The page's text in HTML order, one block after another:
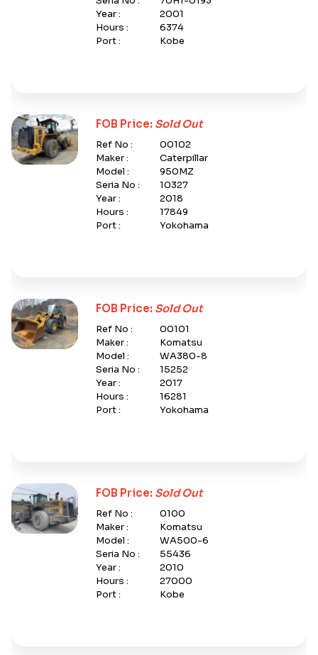
Year :
2001
Hours :
6374
Port :
Kobe
FOB Price: Sold Out
Ref No :
00102
Maker :
Caterpillar
Model :
950MZ
Seria No :
10327
Year :
2018
Hours :
17849
Port :
Yokohama
FOB Price: Sold Out
Ref No :
00101
Maker :
Komatsu
Model :
WA380-8
Seria No :
15252
Year :
2017
Hours :
16281
Port :
Yokohama
FOB Price: Sold Out
Ref No :
0100
Maker :
Komatsu
Model :
WA500-6
Seria No :
55436
Year :
2010
Hours :
27000
Port :
Kobe